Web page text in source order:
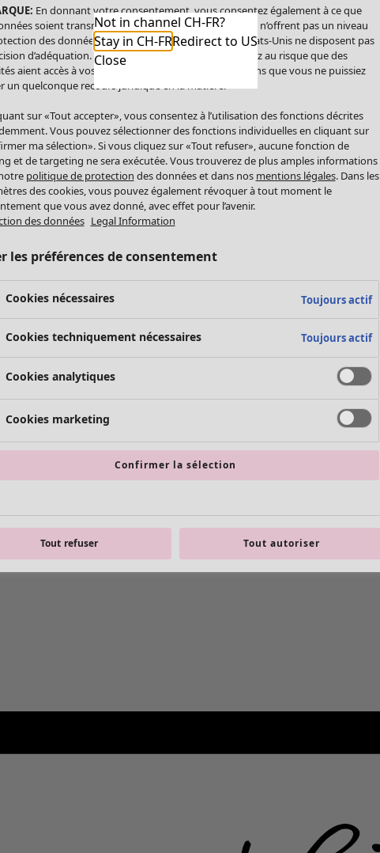
Not in channel CH-FR?
Stay in CH-FRRedirect to US
Close
En donnant votre consentement, vous consentez également à ce que
soient transmises aux États-Unis. Les États-Unis n’offrent pas un niveau
des données comparable à celui de l’UE. Les États-Unis ne disposent pas
d’adéquation. Par conséquent, vous vous exposez au risque que des
aient accès à vos données à caractère personnel sans que vous ne puissiez
un quelconque recours juridique en la matière.
sur «Tout accepter», vous consentez à l’utilisation des fonctions décrites
Vous pouvez sélectionner des fonctions individuelles en cliquant sur
ma sélection». Si vous cliquez sur «Tout refuser», aucune fonction de
et de targeting ne sera exécutée. Vous trouverez de plus amples informations
politique de protection des données et dans nos mentions légales. Dans les
des cookies, vous pouvez également révoquer à tout moment le
que vous avez donné, avec effet pour l’avenir.
des données Legal Information
les préférences de consentement
Cookies nécessaires Toujours actif
Cookies techniquement nécessaires Toujours actif
Cookies analytiques
Cookies marketing
Confirmer la sélection
Tout refuser Tout autoriser